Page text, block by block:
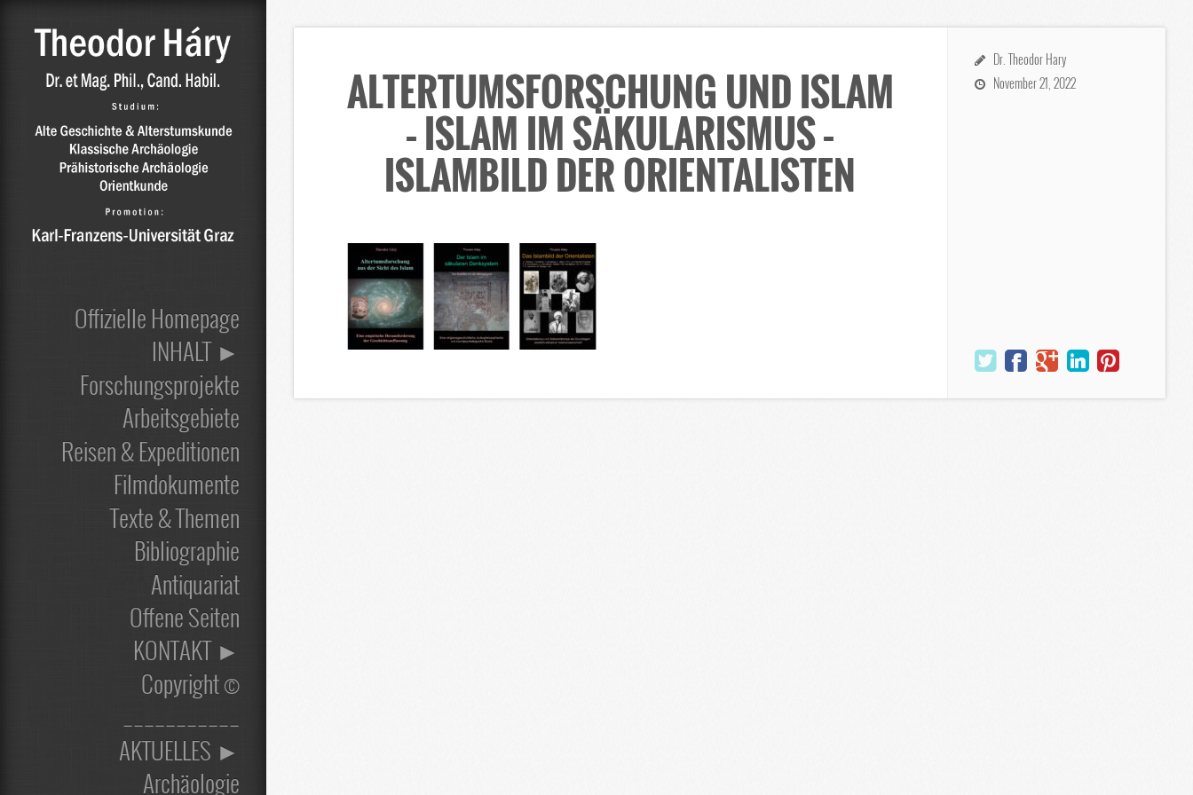
Offizielle Homepage
INHALT ►
Forschungsprojekte
Arbeitsgebiete
Reisen & Expeditionen
Filmdokumente
Texte & Themen
Bibliographie
Antiquariat
Offene Seiten
KONTAKT ►
Copyright ©
___________
AKTUELLES ►
Archäologie
ALTERTUMSFORSCHUNG UND ISLAM
– ISLAM IM SÄKULARISMUS –
ISLAMBILD DER ORIENTALISTEN
Dr. Theodor Hary
November 21, 2022